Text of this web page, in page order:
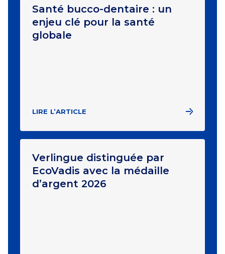
Santé bucco-dentaire : un
enjeu clé pour la santé
globale
LIRE L’ARTICLE
Verlingue distinguée par
EcoVadis avec la médaille
d’argent 2026